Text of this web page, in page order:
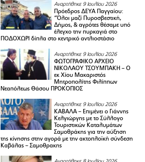
Αναρτήθηκε 9 Ιουλίου 2026
Πρόεδρος ΔΕΥΑ Παγγαίου:
“Όλοι μαζί Πυροσβεστική,
Δήμος, & αγρότες θέσαμε υπό
έλεγχο την πυρκαγιά στο
ΠΟΔΟΧΩΡΙ δίπλα στο κεντρικό αντλιοστάσιο
Αναρτήθηκε 9 Ιουλίου 2026
ΦΩΤΟΓΡΑΦΙΚΟ ΑΡΧΕΙΟ
ΝΙΚΟΛΑΟΥ ΤΣΟΥΜΠΑΚΗ – Ο
εκ Χίου Μακαριστός
Μητροπολίτης Φιλίππων
Νεαπόλεως Θάσου ΠΡΟΚΟΠΙΟΣ
Αναρτήθηκε 9 Ιουλίου 2026
ΚΑΒΑΛΑ – Επιμένει ο Γιάννης
Κελγιώργης με το Σύλλογο
Τουριστικών Καταλυμάτων
Σαμοθράκης για την αύξηση
της κίνησης στην αγορά με την ακτοπλοϊκή σύνδεση
Καβάλας – Σαμοθρακης